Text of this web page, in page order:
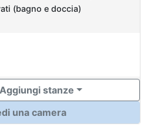
(bagno e doccia)
Aggiungi stanze
una camera